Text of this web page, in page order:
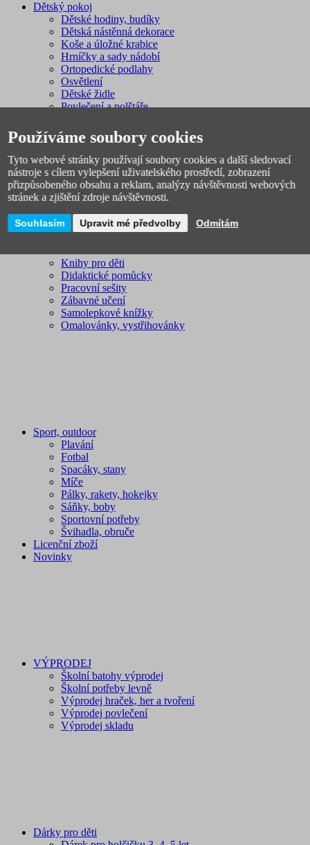
Dětský pokoj
Dětské hodiny, budíky
Dětská nástěnná dekorace
Koše a úložné krabice
Hrníčky a sady nádobí
Ortopedické podlahy
Osvětlení
Dětské židle
Povlečení a polštáře
Magnetické tabule
Knihy a učební pomůcky
Knihy pro děti
Didaktické pomůcky
Pracovní sešity
Zábavné učení
Samolepkové knížky
Omalovánky, vystřihovánky
Sport, outdoor
Plavání
Fotbal
Spacáky, stany
Míče
Pálky, rakety, hokejky
Sáňky, boby
Sportovní potřeby
Švihadla, obruče
Licenční zboží
Novinky
VÝPRODEJ
Školní batohy výprodej
Školní potřeby levně
Výprodej hraček, her a tvoření
Výprodej povlečení
Výprodej skladu
Dárky pro děti
Používáme soubory cookies
Tyto webové stránky používají soubory cookies a další sledovací
nástroje s cílem vylepšení uživatelského prostředí, zobrazení
přizpůsobeného obsahu a reklam, analýzy návštěvnosti webových
stránek a zjištění zdroje návštěvnosti.
Souhlasím Upravit mé předvolby Odmítám